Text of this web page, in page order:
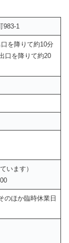
983-1
を降りて約10分
口を降りて約20
います）
のほか臨時休業日